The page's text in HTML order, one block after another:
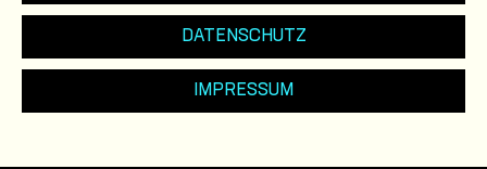
DATENSCHUTZ
IMPRESSUM